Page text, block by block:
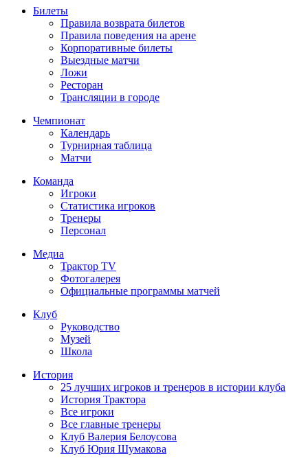
Билеты
Правила возврата билетов
Правила поведения на арене
Корпоративные билеты
Выездные матчи
Ложи
Ресторан
Трансляции в городе
Чемпионат
Календарь
Турнирная таблица
Матчи
Команда
Игроки
Статистика игроков
Тренеры
Персонал
Медиа
Трактор TV
Фотогалерея
Официальные программы матчей
Клуб
Руководство
Музей
Школа
История
25 лучших игроков и тренеров в истории клуба
История Трактора
Все игроки
Все главные тренеры
Клуб Валерия Белоусова
Клуб Юрия Шумакова